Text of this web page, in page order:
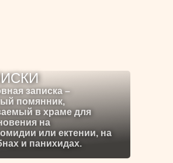
записка –
помянник,
в храме для
на
или ектении, на
и панихидах.